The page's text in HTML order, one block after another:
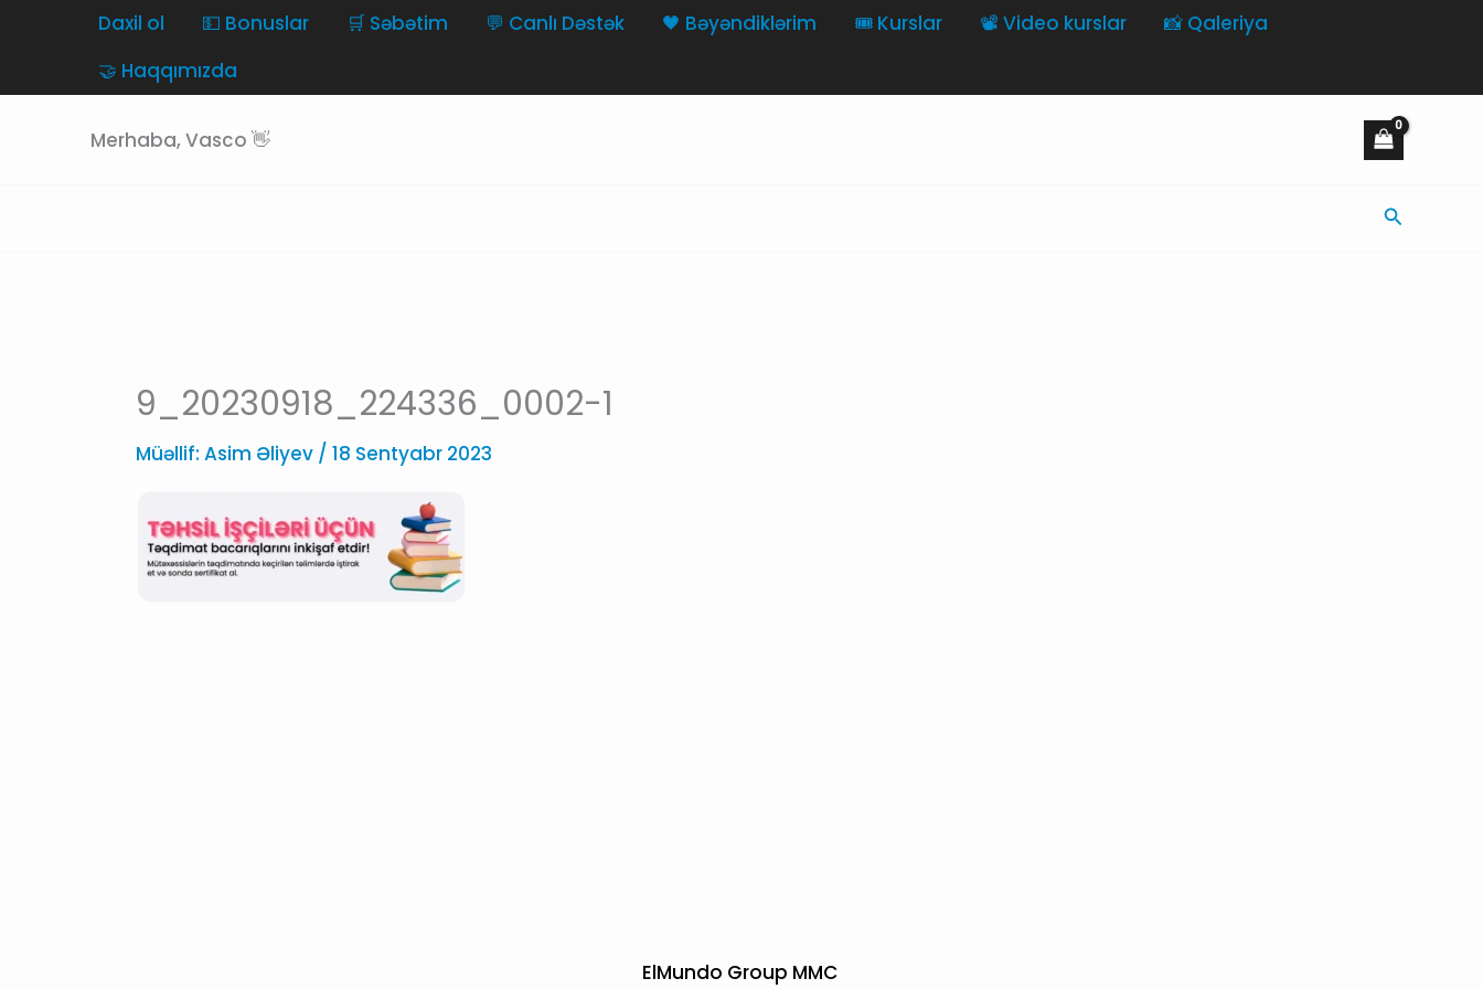
Daxil ol 💵 Bonuslar 🛒 Səbətim 💬 Canlı Dəstək 🖤 Bəyəndiklərim 🎟️ Kurslar 📽️ Video kurslar
📸 Qaleriya
🤝 Haqqımızda
Merhaba, Vasco 👋
Axtarış
9_20230918_224336_0002-1
Müəllif: Asim Əliyev / 18 Sentyabr 2023
ElMundo Group MMC